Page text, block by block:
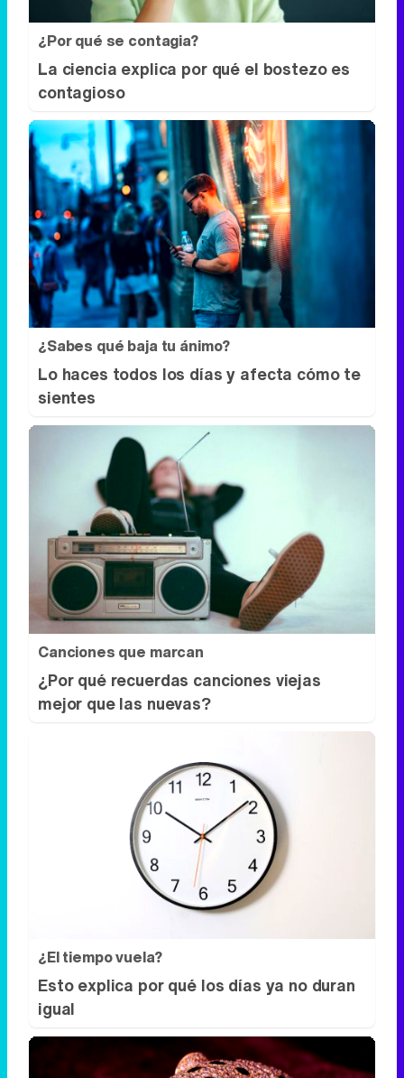
¿Sabes qué baja tu ánimo?
Lo haces todos los días y afecta cómo te
sientes
Canciones que marcan
¿Por qué recuerdas canciones viejas
mejor que las nuevas?
¿El tiempo vuela?
Esto explica por qué los días ya no duran